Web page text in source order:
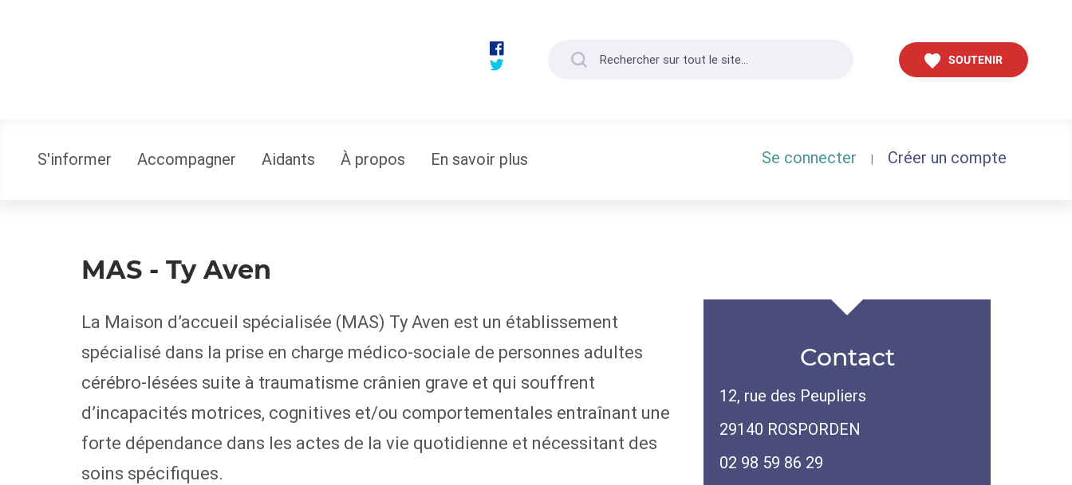
SOUTENIR
S'informer Accompagner Aidants À propos En savoir plus Se connecter | Créer un compte
MAS - Ty Aven
La Maison d’accueil spécialisée (MAS) Ty Aven est un établissement
spécialisé dans la prise en charge médico-sociale de personnes adultes
cérébro-lésées suite à traumatisme crânien grave et qui souffrent
d’incapacités motrices, cognitives et/ou comportementales entraînant une
forte dépendance dans les actes de la vie quotidienne et nécessitant des
soins spécifiques.
Contact
12, rue des Peupliers
29140 ROSPORDEN
02 98 59 86 29